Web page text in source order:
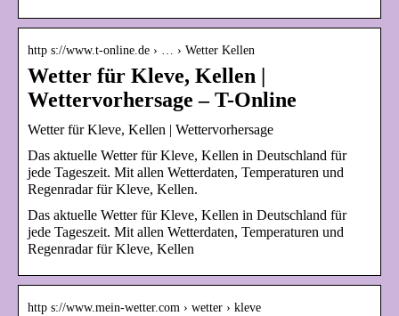
http s://www.t-online.de › … › Wetter Kellen
Wetter für Kleve, Kellen |
Wettervorhersage – T-Online
Wetter für Kleve, Kellen | Wettervorhersage
Das aktuelle Wetter für Kleve, Kellen in Deutschland für
jede Tageszeit. Mit allen Wetterdaten, Temperaturen und
Regenradar für Kleve, Kellen.
Das aktuelle Wetter für Kleve, Kellen in Deutschland für
jede Tageszeit. Mit allen Wetterdaten, Temperaturen und
Regenradar für Kleve, Kellen
http s://www.mein-wetter.com › wetter › kleve